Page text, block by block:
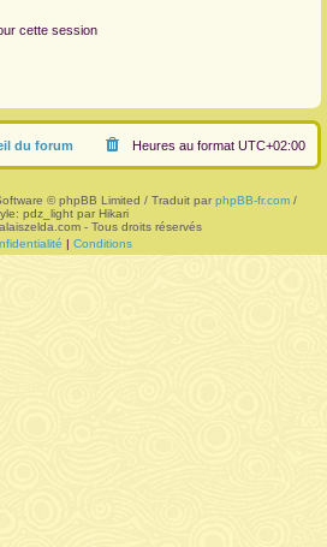
cette session
du forum Heures au format UTC+02:00
© phpBB Limited / Traduit par phpBB-fr.com/
pdz_light par Hikari
- Tous droits réservés
| Conditions